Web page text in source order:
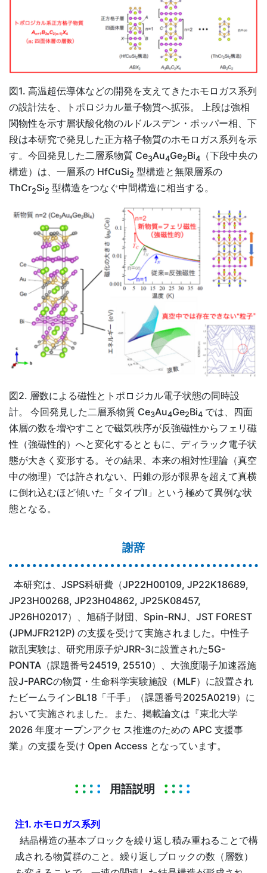
図1. 高温超伝導体などの開発を支えてきたホモロガス系列
の設計法を、トポロジカル量子物質へ拡張。 上段は強相
関物性を示す層状酸化物のルドルスデン・ポッパー相、下
段は本研究で発見した正方格子物質のホモロガス系列を示
す。今回発見した二層系物質 Ce3Au4Ge2Bi4
（下段中央の
構造）は、一層系の HfCuSi2 型構造と無限層系の
ThCr2Si2 型構造をつなぐ中間構造に相当する。
図2. 層数による磁性とトポロジカル電子状態の同時設
計。 今回発見した二層系物質 Ce3Au4Ge2Bi4 では、四面
体層の数を増やすことで磁気秩序が反強磁性からフェリ磁
性（強磁性的）へと変化するとともに、ディラック電子状
態が大きく変形する。その結果、本来の相対性理論（真空
中の物理）では許されない、円錐の形が限界を超えて真横
に倒れ込むほど傾いた「タイプII」という極めて異例な状
態となる。
謝辞
本研究は、JSPS科研費（JP22H00109, JP22K18689,
JP23H00268, JP23H04862, JP25K08457,
JP26H02017）、旭硝子財団、Spin-RNJ、JST FOREST
(JPMJFR212P) の支援を受けて実施されました。中性子
散乱実験は、研究用原子炉JRR-3に設置された5G-
PONTA（課題番号24519, 25510）、大強度陽子加速器施
設J-PARCの物質・生命科学実験施設（MLF）に設置され
たビームラインBL18「千手」（課題番号2025A0219）に
おいて実施されました。また、掲載論文は『東北大学
2026 年度オープンアクセ ス推進のための APC 支援事
業』の支援を受け Open Access となっています。
用語説明
注1. ホモロガス系列
結晶構造の基本ブロックを繰り返し積み重ねることで構
成される物質群のこと。繰り返しブロックの数（層数）